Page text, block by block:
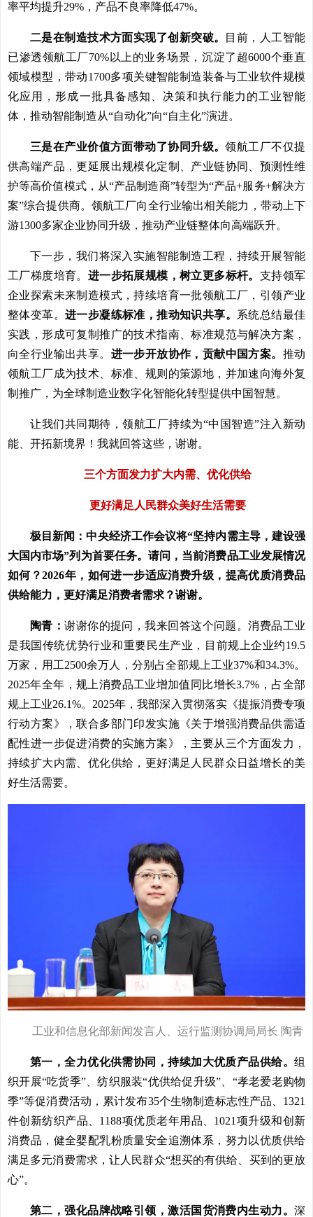
率平均提升29%，产品不良率降低47%。
二是在制造技术方面实现了创新突破。
目前，人工智能
已渗透领航工厂70%以上的业务场景，沉淀了超6000个垂直
领域模型，带动1700多项关键智能制造装备与工业软件规模
化应用，形成一批具备感知、决策和执行能力的工业智能
体，推动智能制造从“自动化”向“自主化”演进。
三是在产业价值方面带动了协同升级。领航工厂不仅提
供高端产品，更延展出规模化定制、产业链协同、预测性维
护等高价值模式，从“产品制造商”转型为“产品+服务+解决方
案”综合提供商。领航工厂向全行业输出相关能力，带动上下
游1300多家企业协同升级，推动产业链整体向高端跃升。
下一步，我们将深入实施智能制造工程，持续开展智能
工厂梯度培育。 进一步拓展规模，树立更多标杆。 支持领军
企业探索未来制造模式，持续培育一批领航工厂，引领产业
整体变革。 进一步凝练标准，推动知识共享。 系统总结最佳
实践，形成可复制推广的技术指南、标准规范与解决方案，
向全行业输出共享。 进一步开放协作，贡献中国方案。 推动
领航工厂成为技术、标准、规则的策源地，并加速向海外复
制推广，为全球制造业数字化智能化转型提供中国智慧。
让我们共同期待，领航工厂持续为“中国智造”注入新动
能、开拓新境界！我就回答这些，谢谢。
三个方面发力扩大内需、优化供给
更好满足人民群众美好生活需要
极目新闻：中央经济工作会议将“坚持内需主导，建设强
大国内市场”列为首要任务。请问，当前消费品工业发展情况
如何？2026年，如何进一步适应消费升级，提高优质消费品
供给能力，更好满足消费者需求？谢谢。
陶青：谢谢你的提问，我来回答这个问题。消费品工业
是我国传统优势行业和重要民生产业，目前规上企业约19.5
万家，用工2500余万人，分别占全部规上工业37%和34.3%。
2025年全年，规上消费品工业增加值同比增长3.7%，占全部
规上工业26.1%。2025年，我部深入贯彻落实《提振消费专项
行动方案》，联合多部门印发实施《关于增强消费品供需适
配性进一步促进消费的实施方案》，主要从三个方面发力，
持续扩大内需、优化供给，更好满足人民群众日益增长的美
好生活需要。
工业和信息化部新闻发言人、运行监测协调局局长 陶青
第一，全力优化供需协同，持续加大优质产品供给。 组
织开展“吃货季”、纺织服装“优供给促升级”、“孝老爱老购物
季”等促消费活动，累计发布35个生物制造标志性产品、1321
件创新纺织产品、1188项优质老年用品、1021项升级和创新
消费品，健全婴配乳粉质量安全追溯体系，努力以优质供给
满足多元消费需求，让人民群众“想买的有供给、买到的更放
心”。
第二，强化品牌战略引领，激活国货消费内生动力。 深